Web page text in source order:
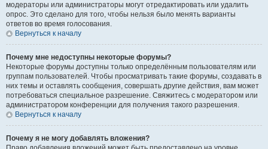
модераторы или администраторы могут отредактировать или удалить
опрос. Это сделано для того, чтобы нельзя было менять варианты
ответов во время голосования.
Вернуться к началу
Почему мне недоступны некоторые форумы?
Некоторые форумы доступны только определённым пользователям или
группам пользователей. Чтобы просматривать такие форумы, создавать в
них темы и оставлять сообщения, совершать другие действия, вам может
потребоваться специальное разрешение. Свяжитесь с модератором или
администратором конференции для получения такого разрешения.
Вернуться к началу
Почему я не могу добавлять вложения?